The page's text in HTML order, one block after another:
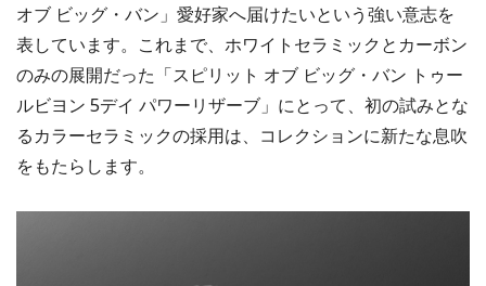
オブ ビッグ・バン」愛好家へ届けたいという強い意志を
表しています。これまで、ホワイトセラミックとカーボン
のみの展開だった「スピリット オブ ビッグ・バン トゥー
ルビヨン 5デイ パワーリザーブ」にとって、初の試みとな
るカラーセラミックの採用は、コレクションに新たな息吹
をもたらします。